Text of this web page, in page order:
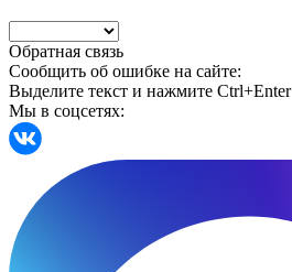
Обратная связь
Сообщить об ошибке на сайте:
Выделите текст и нажмите Ctrl+Enter
Мы в соцсетях: